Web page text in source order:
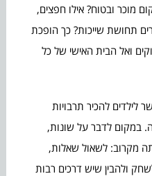
מוכר ובטוח? אילו חפצים,
תחושת שייכות? כך הופכת
ואל הבית האישי של כל
לילדים להכיר תרבויות
במקום לדבר על שונות,
מקרוב: לשאול שאלות,
ולהבין שיש דרכים רבות